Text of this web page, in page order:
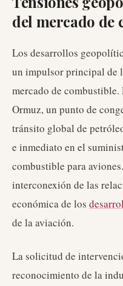
del mercado de
Los desarrollos
un impulsor principal de
mercado de
Ormuz, un punto de
tránsito global de
e inmediato en el
combustible para
interconexión de las
económica de los
de la aviación.
La solicitud de
reconocimiento de la